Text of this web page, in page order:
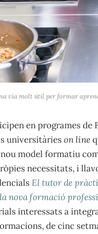
via molt útil per formar
en programes
universitàrieson line
model formatiu
necessitats, i
El tutor de
nova formació
interessats a
de cinc